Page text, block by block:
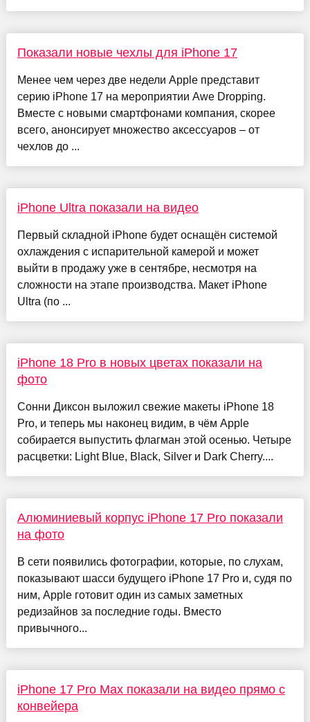
Показали новые чехлы для iPhone 17
Менее чем через две недели Apple представит
серию iPhone 17 на мероприятии Awe Dropping.
Вместе с новыми смартфонами компания, скорее
всего, анонсирует множество аксессуаров – от
чехлов до ...
iPhone Ultra показали на видео
Первый складной iPhone будет оснащён системой
охлаждения с испарительной камерой и может
выйти в продажу уже в сентябре, несмотря на
сложности на этапе производства. Макет iPhone
Ultra (по ...
iPhone 18 Pro в новых цветах показали на
фото
Сонни Диксон выложил свежие макеты iPhone 18
Pro, и теперь мы наконец видим, в чём Apple
собирается выпустить флагман этой осенью. Четыре
расцветки: Light Blue, Black, Silver и Dark Cherry....
Алюминиевый корпус iPhone 17 Pro показали
на фото
В сети появились фотографии, которые, по слухам,
показывают шасси будущего iPhone 17 Pro и, судя по
ним, Apple готовит один из самых заметных
редизайнов за последние годы. Вместо
привычного...
iPhone 17 Pro Max показали на видео прямо с
конвейера